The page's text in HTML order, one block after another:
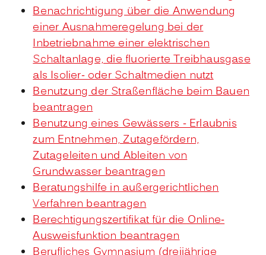
Benachrichtigung über die Anwendung
einer Ausnahmeregelung bei der
Inbetriebnahme einer elektrischen
Schaltanlage, die fluorierte Treibhausgase
als Isolier- oder Schaltmedien nutzt
Benutzung der Straßenfläche beim Bauen
beantragen
Benutzung eines Gewässers - Erlaubnis
zum Entnehmen, Zutagefördern,
Zutageleiten und Ableiten von
Grundwasser beantragen
Beratungshilfe in außergerichtlichen
Verfahren beantragen
Berechtigungszertifikat für die Online-
Ausweisfunktion beantragen